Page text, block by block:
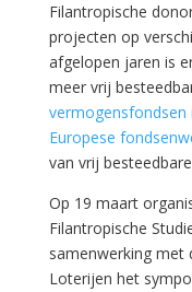
Filantropische
projecten op
afgelopen jaren is
meer vrij
vermogensfondsen
Europese
van vrij
Op 19 maart
Filantropische
samenwerking met
Loterijen het